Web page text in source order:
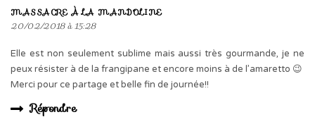
MASSACRE À LA MANDOLINE
20/02/2018 à 15:28
Elle est non seulement sublime mais aussi très gourmande, je ne
peux résister à de la frangipane et encore moins à de l’amaretto 😉
Merci pour ce partage et belle fin de journée!!
Répondre